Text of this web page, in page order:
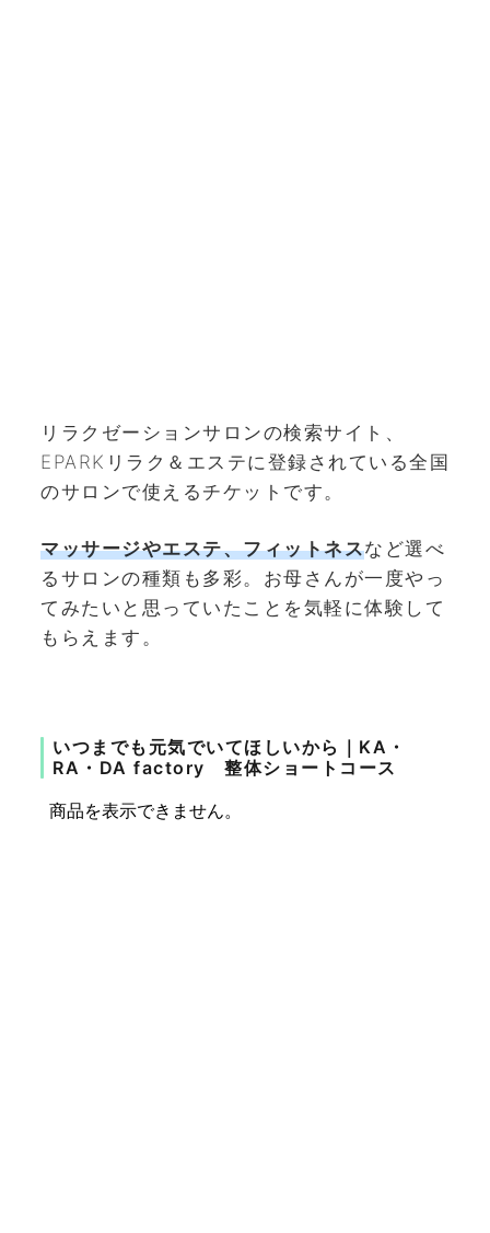
リラクゼーションサロンの検索サイト、
EPARKリラク＆エステに登録されている全国
のサロンで使えるチケットです。
マッサージやエステ、フィットネスなど選べ
るサロンの種類も多彩。お母さんが一度やっ
てみたいと思っていたことを気軽に体験して
もらえます。
いつまでも元気でいてほしいから｜KA・
RA・DA factory 整体ショートコース